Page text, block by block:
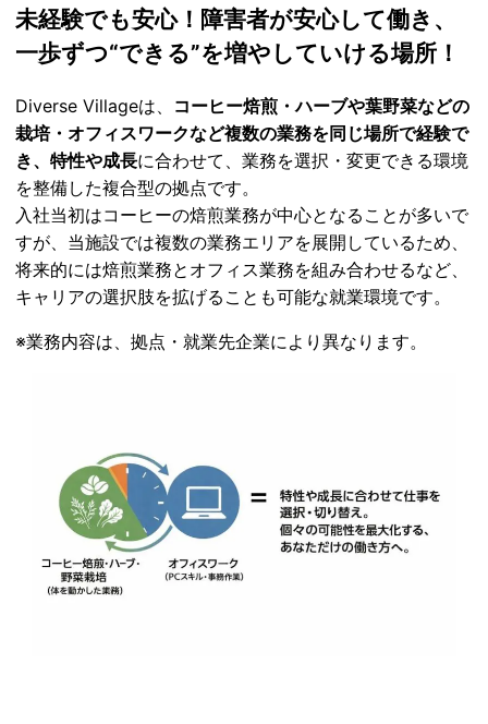
未経験でも安心！ 障害者が安心して働き、
一歩ずつ“できる”を増やしていける場所 ！
Diverse Villageは、 コーヒー焙煎・ハーブや葉野菜などの
栽培・オフィスワークなど複数の業務を同じ場所で経験で
き、特性や成長に合わせて、業務を選択・変更できる環境
を整備した複合型の拠点です。
入社当初はコーヒーの焙煎業務が中心となることが多いで
すが、当施設では複数の業務エリアを展開しているため、
将来的には焙煎業務とオフィス業務を組み合わせるなど、
キャリアの選択肢を拡げることも可能な就業環境です。
※業務内容は、拠点・就業先企業により異なります。